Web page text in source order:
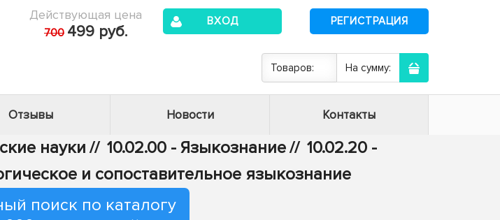
Действующая цена
700 499 руб.
ВХОД РЕГИСТРАЦИЯ
Товаров: На сумму:
Отзывы Новости Контакты
науки // 10.02.00 - Языкознание// 10.02.20 -
и сопоставительное языкознание
поиск по каталогу